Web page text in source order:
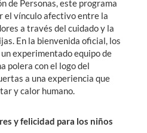
de Personas, este programa
el vínculo afectivo entre la
a través del cuidado y la
En la bienvenida oficial, los
experimentado equipo de
polera con el logo del
a una experiencia que
y calor humano.
y felicidad para los niños